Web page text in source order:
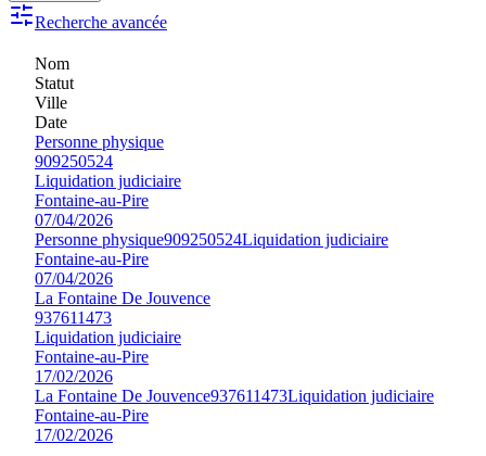
Recherche avancée
Nom
Statut
Ville
Date
Personne physique
909250524
Liquidation judiciaire
Fontaine-au-Pire
07/04/2026
Personne physique909250524Liquidation judiciaire
Fontaine-au-Pire
07/04/2026
La Fontaine De Jouvence
937611473
Liquidation judiciaire
Fontaine-au-Pire
17/02/2026
La Fontaine De Jouvence937611473Liquidation judiciaire
Fontaine-au-Pire
17/02/2026